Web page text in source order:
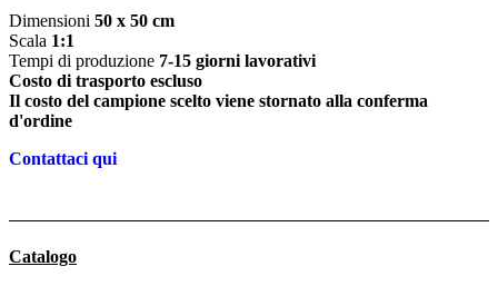
Dimensioni 50 x 50 cm
Scala 1:1
Tempi di produzione 7-15 giorni lavorativi
Costo di trasporto escluso
Il costo del campione scelto viene stornato alla conferma
d'ordine
Contattaci qui
Catalogo